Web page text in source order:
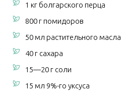
1 кг болгарского перца
800 г помидоров
50 мл растительного масла
40 г сахара
15—20 г соли
15 мл 9%-го уксуса